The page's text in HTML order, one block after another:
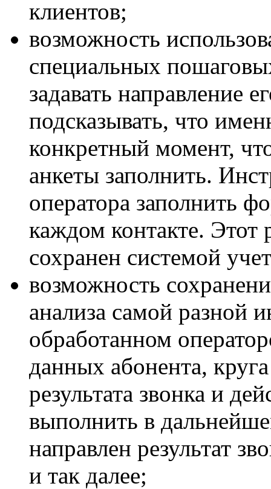
клиентов;
возможность
специальных
задавать направление
подсказывать, что
конкретный момент,
анкеты заполнить.
оператора заполнить
каждом контакте. Этот
сохранен системой
возможность
анализа самой разной
обработанном
данных абонента,
результата звонка и
выполнить в
направлен результат
и так далее;